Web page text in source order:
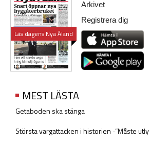
Läs dagens Nya Åland
Arkivet
Registrera dig
MEST LÄSTA
Getaboden ska stänga
Största vargattacken i historien -”Måste